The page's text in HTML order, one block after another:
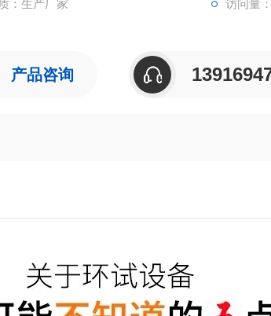
：生产厂家 访问量
产品咨询